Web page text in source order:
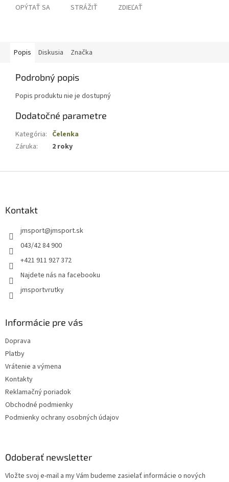
OPÝTAŤ SA STRÁŽIŤ ZDIEĽAŤ
Popis Diskusia Značka
Podrobný popis
Popis produktu nie je dostupný
Dodatočné parametre
Kategória: Čelenka
Záruka: 2 roky
Kontakt
jmsport@jmsport.sk
043/42 84 900
+421 911 927 372
Najdete nás na facebooku
jmsportvrutky
Informácie pre vás
Doprava
Platby
Vrátenie a výmena
Kontakty
Reklamačný poriadok
Obchodné podmienky
Podmienky ochrany osobných údajov
Odoberať newsletter
Vložte svoj e-mail a my Vám budeme zasielať informácie o nových